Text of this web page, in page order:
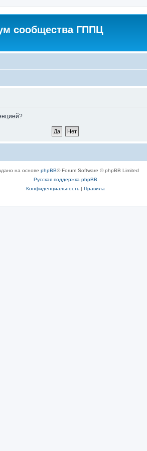
сообщества ГППЦ
на основе phpBB® Forum Software © phpBB Limited
Русская поддержка phpBB
Конфиденциальность| Правила